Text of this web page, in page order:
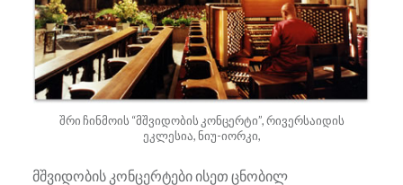
შრი ჩინმოის “მშვიდობის კონცერტი”, რივერსაიდის
ეკლესია, ნიუ-იორკი,
მშვიდობის კონცერტები ისეთ ცნობილ